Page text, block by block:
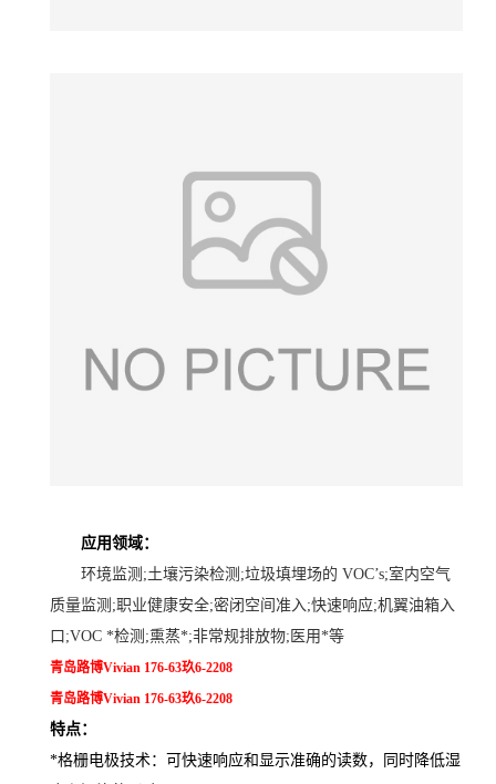
应用领域：
环境监测;土壤污染检测;垃圾填埋场的 VOC’s;室内空气
质量监测;职业健康安全;密闭空间准入;快速响应;机翼油箱入
口;VOC *检测;熏蒸*;非常规排放物;医用*等
青岛路博Vivian 176-63玖6-2208
青岛路博Vivian 176-63玖6-2208
特点：
*格栅电极技术：可快速响应和显示准确的读数，同时降低湿